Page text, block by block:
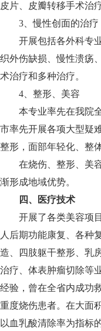
皮片、皮瓣转移手术治
3、慢性创面的治疗
开展包括各外科专
织外伤缺损、慢性溃疡
术治疗和多种治疗。
4、整形、美容
本专业率先在我院
市率先开展各项大型疑
整形，面部年轻化、整
在烧伤、整形、美
渐形成地域优势。
四、医疗技术
开展了各类美容项
人后期功能康复、各种
造、四肢躯干整形、乳
治疗、体表肿瘤切除等
经验，曾在全省内成功
重度烧伤患者。在大面
以血乳酸清除率为指标